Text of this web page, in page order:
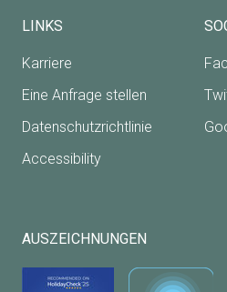
LINKS
Karriere
Eine Anfrage stellen
Datenschutzrichtlinie
Accessibility
AUSZEICHNUNGEN